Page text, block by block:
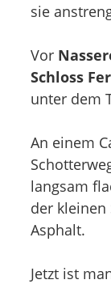
sie
Vor
Schloss
unter dem
An einem
langsam
der
Asphalt.
Jetzt ist